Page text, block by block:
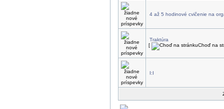
4 až 5 hodinové cvičenie na
Traktúra
[
Choď na
I:I